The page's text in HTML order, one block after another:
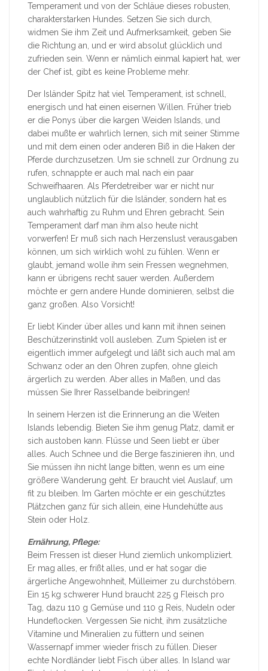
Temperament und von der Schläue dieses robusten,
charakterstarken Hundes. Setzen Sie sich durch,
widmen Sie ihm Zeit und Aufmerksamkeit, geben Sie
die Richtung an, und er wird absolut glücklich und
zufrieden sein. Wenn er nämlich einmal kapiert hat, wer
der Chef ist, gibt es keine Probleme mehr.
Der Isländer Spitz hat viel Temperament, ist schnell,
energisch und hat einen eisernen Willen. Früher trieb
er die Ponys über die kargen Weiden Islands, und
dabei mußte er wahrlich lernen, sich mit seiner Stimme
und mit dem einen oder anderen Biß in die Haken der
Pferde durchzusetzen. Um sie schnell zur Ordnung zu
rufen, schnappte er auch mal nach ein paar
Schweifhaaren. Als Pferdetreiber war er nicht nur
unglaublich nützlich für die Isländer, sondern hat es
auch wahrhaftig zu Ruhm und Ehren gebracht. Sein
Temperament darf man ihm also heute nicht
vorwerfen! Er muß sich nach Herzenslust verausgaben
können, um sich wirklich wohl zu fühlen. Wenn er
glaubt, jemand wolle ihm sein Fressen wegnehmen,
kann er übrigens recht sauer werden. Außerdem
möchte er gern andere Hunde dominieren, selbst die
ganz großen. Also Vorsicht!
Er liebt Kinder über alles und kann mit ihnen seinen
Beschützerinstinkt voll ausleben. Zum Spielen ist er
eigentlich immer aufgelegt und läßt sich auch mal am
Schwanz oder an den Ohren zupfen, ohne gleich
ärgerlich zu werden. Aber alles in Maßen, und das
müssen Sie Ihrer Rasselbande beibringen!
In seinem Herzen ist die Erinnerung an die Weiten
Islands lebendig. Bieten Sie ihm genug Platz, damit er
sich austoben kann. Flüsse und Seen liebt er über
alles. Auch Schnee und die Berge faszinieren ihn, und
Sie müssen ihn nicht lange bitten, wenn es um eine
größere Wanderung geht. Er braucht viel Auslauf, um
fit zu bleiben. Im Garten möchte er ein geschütztes
Plätzchen ganz für sich allein, eine Hundehütte aus
Stein oder Holz.
Ernährung, Pflege:
Beim Fressen ist dieser Hund ziemlich unkompliziert.
Er mag alles, er frißt alles, und er hat sogar die
ärgerliche Angewohnheit, Mülleimer zu durchstöbern.
Ein 15 kg schwerer Hund braucht 225 g Fleisch pro
Tag, dazu 110 g Gemüse und 110 g Reis, Nudeln oder
Hundeflocken. Vergessen Sie nicht, ihm zusätzliche
Vitamine und Mineralien zu füttern und seinen
Wassernapf immer wieder frisch zu füllen. Dieser
echte Nordländer liebt Fisch über alles. In Island war